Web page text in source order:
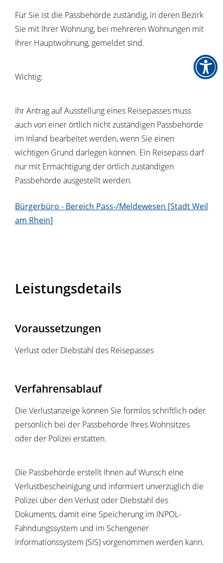
Für Sie ist die Passbehörde zuständig, in deren Bezirk
Sie mit Ihrer Wohnung, bei mehreren Wohnungen mit
Ihrer Hauptwohnung, gemeldet sind.
Wichtig:
Ihr Antrag auf Ausstellung eines Reisepasses muss
auch von einer örtlich nicht zuständigen Passbehörde
im Inland bearbeitet werden, wenn Sie einen
wichtigen Grund darlegen können. Ein Reisepass darf
nur mit Ermächtigung der örtlich zuständigen
Passbehörde ausgestellt werden.
Bürgerbüro - Bereich Pass-/Meldewesen [Stadt Weil
am Rhein]
Leistungsdetails
Voraussetzungen
Verlust oder Diebstahl des Reisepasses
Verfahrensablauf
Die Verlustanzeige können Sie formlos schriftlich oder
persönlich bei der Passbehörde Ihres Wohnsitzes
oder der Polizei erstatten.
Die Passbehörde erstellt Ihnen auf Wunsch eine
Verlustbescheinigung und informiert unverzüglich die
Polizei über den Verlust oder Diebstahl des
Dokuments, damit eine Speicherung im INPOL-
Fahndungssystem und im Schengener
Informationssystem (SIS) vorgenommen werden kann.